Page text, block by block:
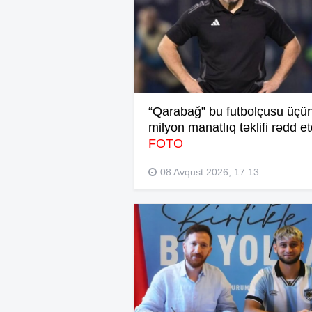
“Qarabağ” bu futbolçusu
milyon manatlıq təklifi rədd
FOTO
08 Avqust 2026, 17:13